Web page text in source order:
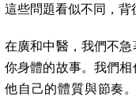
這些問題看似不同，背
在廣和中醫，我們不
你身體的故事。我們
他自己的體質與節奏